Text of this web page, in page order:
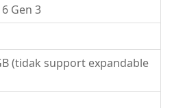
Gen 3
(tidak support expandable